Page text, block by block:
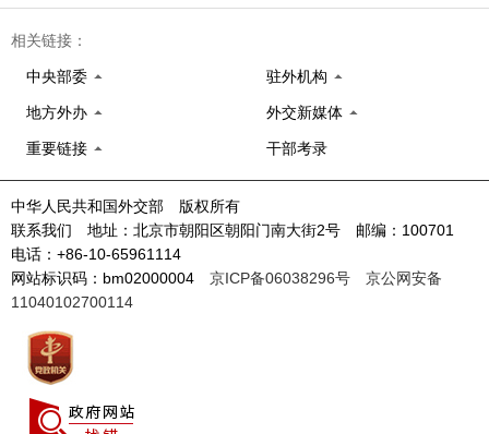
相关链接：
中央部委 驻外机构
地方外办 外交新媒体
重要链接 干部考录
中华人民共和国外交部 版权所有
联系我们 地址：北京市朝阳区朝阳门南大街2号 邮编：100701
电话：+86-10-65961114
网站标识码：bm02000004 京ICP备06038296号
京公网安备
11040102700114